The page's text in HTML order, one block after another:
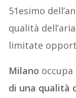
51esimo
qualità
limitate
Milano
di una qualità